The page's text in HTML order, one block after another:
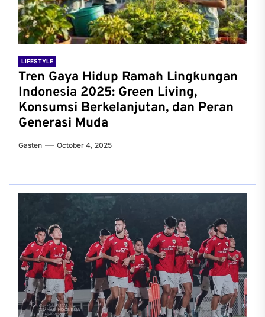
LIFESTYLE
Tren Gaya Hidup Ramah Lingkungan
Indonesia 2025: Green Living,
Konsumsi Berkelanjutan, dan Peran
Generasi Muda
Gasten October 4, 2025